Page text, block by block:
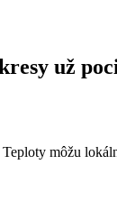
už
môžu